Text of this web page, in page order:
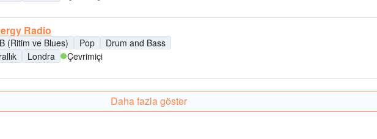
Radio
(Ritim ve Blues) Pop
Drum and Bass
Londra Çevrimiçi
Daha fazla göster